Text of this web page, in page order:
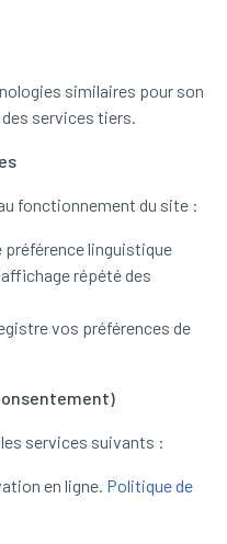
similaires pour son
services tiers.
fonctionnement du site :
linguistique
répété des
vos préférences de
services suivants :
en ligne. Politique de